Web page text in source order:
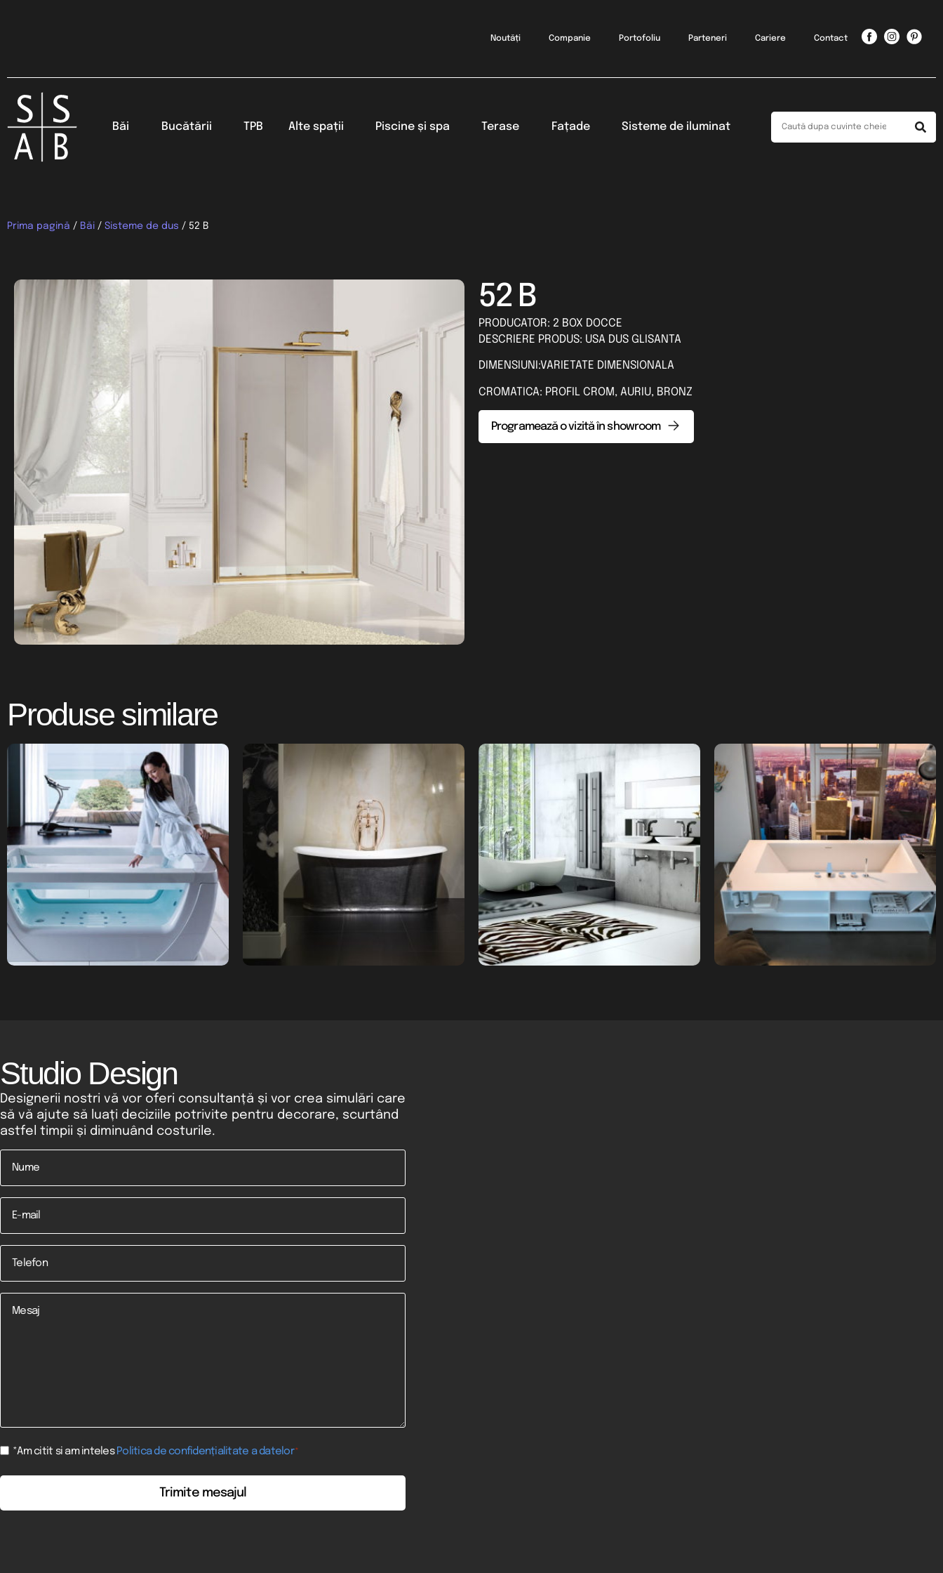
Noutăți Companie Portofoliu Parteneri Cariere Contact
Băi Bucătării TPB Alte spații Piscine și spa Terase Fațade Sisteme de iluminat
Prima pagină / Băi / Sisteme de dus / 52 B
52 B
PRODUCATOR: 2 BOX DOCCE
DESCRIERE PRODUS: USA DUS GLISANTA
DIMENSIUNI:VARIETATE DIMENSIONALA
CROMATICA: PROFIL CROM, AURIU, BRONZ
Programează o vizită în showroom
Produse similare
Studio Design
Designerii nostri vă vor oferi consultanță și vor crea simulări care
să vă ajute să luați deciziile potrivite pentru decorare, scurtând
astfel timpii și diminuând costurile.
Nume
Email
Telefon
Mesaj
Consent
*Am citit si am inteles Politica de confidențialitate a datelor*